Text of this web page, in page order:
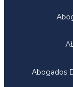
Abogados